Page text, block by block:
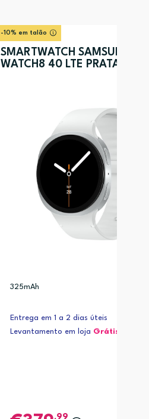
-10% em talão
SMARTWATCH SAMSUNG
WATCH8 40 LTE PRATA
325mAh
Entrega em 1 a 2 dias úteis
Levantamento em loja Grátis*